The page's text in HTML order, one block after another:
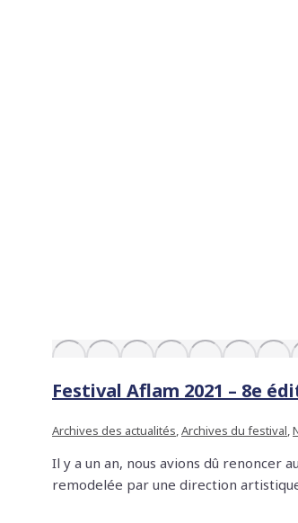
Festival Aflam 2021 – 8e
Archives des actualités,Archives du festival,
Il y a un an, nous avions dû renoncer
remodelée par une direction